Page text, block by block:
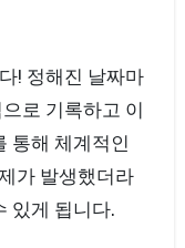
! 정해진 날짜마
로 기록하고 이
통해 체계적인
가 발생했더라
있게 됩니다.